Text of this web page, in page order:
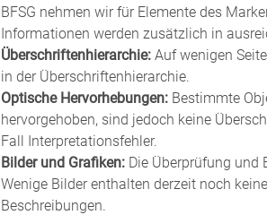
BFSG nehmen wir für Elemente des
Informationen werden zusätzlich in
Überschriftenhierarchie: Auf wenigen
in der Überschriftenhierarchie.
Optische Hervorhebungen: Bestimmte
hervorgehoben, sind jedoch keine
Fall Interpretationsfehler.
Bilder und Grafiken: Die Überprüfung und
Wenige Bilder enthalten derzeit noch
Beschreibungen.